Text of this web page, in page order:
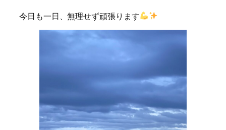
今日も一日、無理せず頑張ります